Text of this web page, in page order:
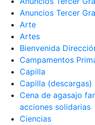
Anuncios Tercer
Arte
Artes
Bienvenida
Campamentos
Capilla
Capilla (descargas)
Cena de agasajo
acciones solidarias
Ciencias